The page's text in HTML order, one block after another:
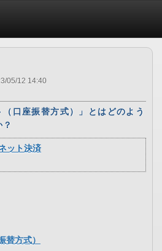
05/12 14:40
（口座振替方式）」とはどのよう
ット決済
替方式）